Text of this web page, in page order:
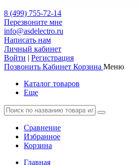
8 (499) 755-72-14
Перезвоните мне
info@asdelectro.ru
Написать нам
Личный кабинет
Войти | Регистрация
Позвонить Кабинет Корзина Меню
Каталог товаров
Еще
Сравнение
Избранное
Корзина
Главная